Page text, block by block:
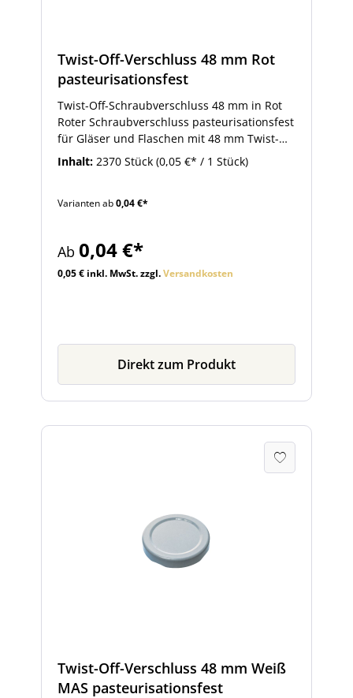
Twist-Off-Verschluss 48 mm Rot
pasteurisationsfest
Twist-Off-Schraubverschluss 48 mm in Rot
Roter Schraubverschluss pasteurisationsfest
für Gläser und Flaschen mit 48 mm Twist-
Off-Mündung. Sie finden beim Artikel viele
passende Flaschen und Einmachgläser.
Inhalt: 2370 Stück (0,05 €* / 1 Stück)
Varianten ab0,04 €*
Ab 0,04 €*
0,05 € inkl. MwSt. zzgl.Versandkosten
Direkt zum Produkt
Twist-Off-Verschluss 48 mm Weiß
MAS pasteurisationsfest